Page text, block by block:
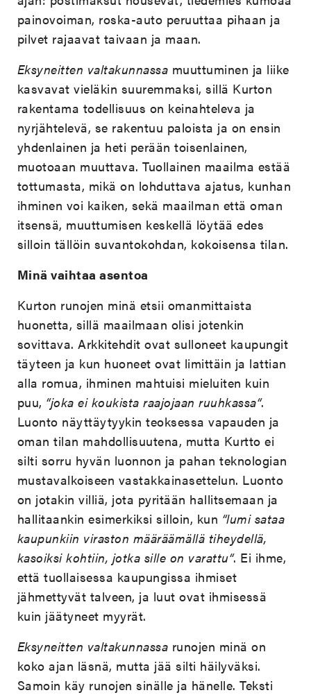
painovoiman, roska-auto peruuttaa pihaan ja
pilvet rajaavat taivaan ja maan.
Eksyneitten valtakunnassa muuttuminen ja liike
kasvavat vieläkin suuremmaksi, sillä Kurton
rakentama todellisuus on keinahteleva ja
nyrjähtelevä, se rakentuu paloista ja on ensin
yhdenlainen ja heti perään toisenlainen,
muotoaan muuttava. Tuollainen maailma estää
tottumasta, mikä on lohduttava ajatus, kunhan
ihminen voi kaiken, sekä maailman että oman
itsensä, muuttumisen keskellä löytää edes
silloin tällöin suvantokohdan, kokoisensa tilan.
Minä vaihtaa asentoa
Kurton runojen minä etsii omanmittaista
huonetta, sillä maailmaan olisi jotenkin
sovittava. Arkkitehdit ovat sulloneet kaupungit
täyteen ja kun huoneet ovat limittäin ja lattian
alla romua, ihminen mahtuisi mieluiten kuin
puu, “joka ei koukista raajojaan ruuhkassa“.
Luonto näyttäytyykin teoksessa vapauden ja
oman tilan mahdollisuutena, mutta Kurtto ei
silti sorru hyvän luonnon ja pahan teknologian
mustavalkoiseen vastakkainasettelun. Luonto
on jotakin villiä, jota pyritään hallitsemaan ja
hallitaankin esimerkiksi silloin, kun “lumi sataa
kaupunkiin viraston määräämällä tiheydellä,
kasoiksi kohtiin, jotka sille on varattu“. Ei ihme,
että tuollaisessa kaupungissa ihmiset
jähmettyvät talveen, ja luut ovat ihmisessä
kuin jäätyneet myyrät.
Eksyneitten valtakunnassa runojen minä on
koko ajan läsnä, mutta jää silti häilyväksi.
Samoin käy runojen sinälle ja hänelle. Teksti